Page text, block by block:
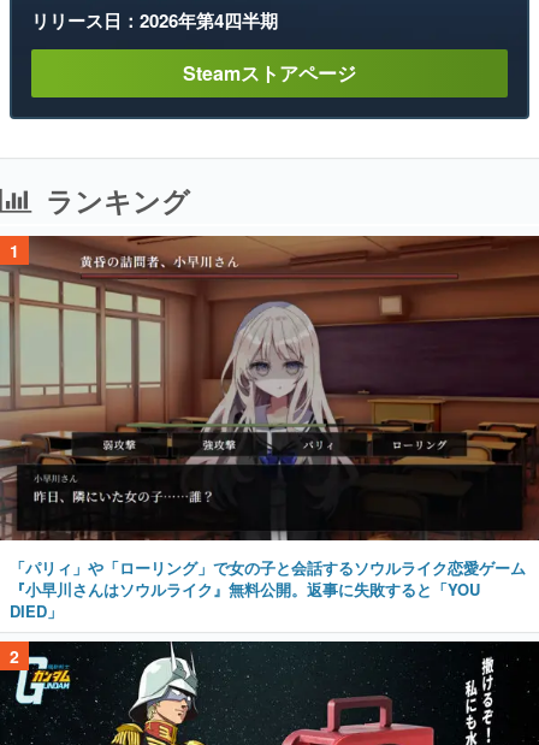
リリース日：2026年第4四半期
Steamストアページ
ランキング
1
「パリィ」や「ローリング」で女の子と会話するソウルライク恋愛ゲーム
『小早川さんはソウルライク』無料公開。返事に失敗すると「YOU
DIED」
2